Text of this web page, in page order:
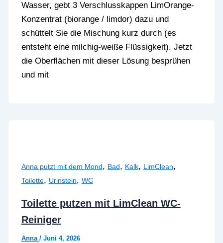
Wasser, gebt 3 Verschlusskappen LimOrange-
Konzentrat (biorange / limdor) dazu und
schüttelt Sie die Mischung kurz durch (es
entsteht eine milchig-weiße Flüssigkeit). Jetzt
die Oberflächen mit dieser Lösung besprühen
und mit
Anna putzt mit dem Mond, Bad, Kalk, LimClean,
Toilette, Urinstein, WC
Toilette putzen mit LimClean WC-
Reiniger
Anna / Juni 4, 2026